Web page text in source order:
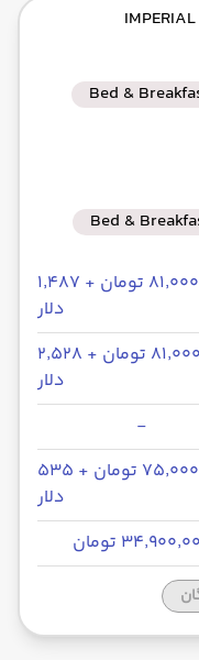
Bed &
Bed &
۸۱٬۰۰۰٬۰۰۰ تومان + ۱٬۴۸۷
دلار
۸۱٬۰۰۰٬۰۰۰ تومان + ۲٬۵۲۸
دلار
-
۷۵٬۰۰۰٬۰۰۰ تومان + ۵۳۵
دلار
تومان